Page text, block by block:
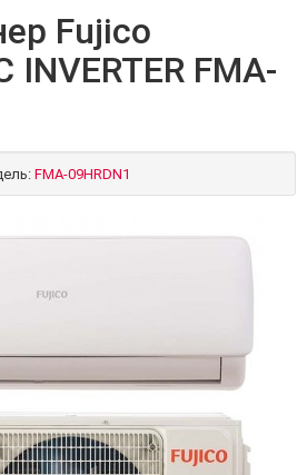
Fujico
INVERTER FMA-
FMA-09HRDN1